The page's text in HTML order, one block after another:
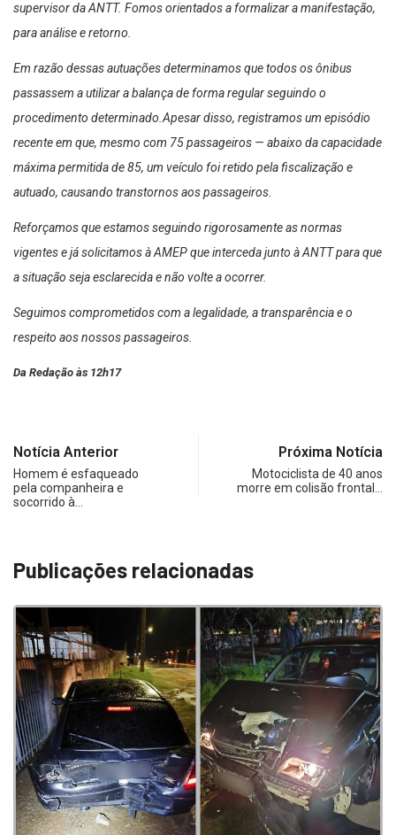
supervisor da ANTT. Fomos orientados a formalizar a manifestação,
para análise e retorno.
Em razão dessas autuações determinamos que todos os ônibus
passassem a utilizar a balança de forma regular seguindo o
procedimento determinado.Apesar disso, registramos um episódio
recente em que, mesmo com 75 passageiros — abaixo da capacidade
máxima permitida de 85, um veículo foi retido pela fiscalização e
autuado, causando transtornos aos passageiros.
Reforçamos que estamos seguindo rigorosamente as normas
vigentes e já solicitamos à AMEP que interceda junto à ANTT para que
a situação seja esclarecida e não volte a ocorrer.
Seguimos comprometidos com a legalidade, a transparência e o
respeito aos nossos passageiros.
Da Redação às 12h17
Notícia Anterior
Homem é esfaqueado
pela companheira e
socorrido à…
Próxima Notícia
Motociclista de 40 anos
morre em colisão frontal…
Publicações relacionadas